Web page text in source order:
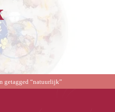
getagged “natuurlijk”